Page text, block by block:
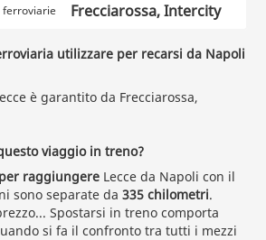
ferroviarie Frecciarossa, Intercity
utilizzare per recarsi da Napoli
è garantito da Frecciarossa,
viaggio in treno?
raggiungere Lecce da Napoli con il
sono separate da 335 chilometri.
Spostarsi in treno comporta
si fa il confronto tra tutti i mezzi